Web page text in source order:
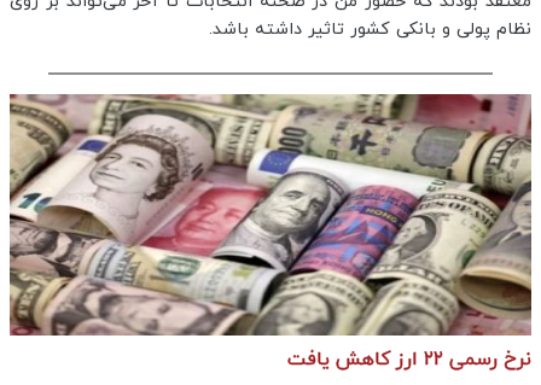
نظام پولی و بانکی کشور تاثیر داشته باشد.
نرخ رسمی ۲۲ ارز کاهش یافت